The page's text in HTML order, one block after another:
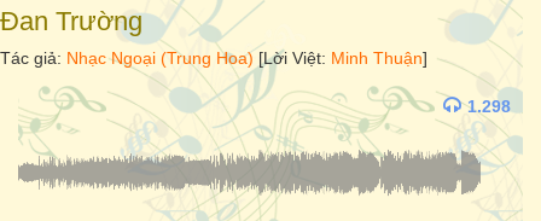
Đan Trường
Tác giả: Nhạc Ngoại (Trung Hoa) [Lời Việt: Minh Thuận]
1.298